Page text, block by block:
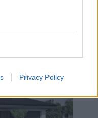
Privacy Policy
ktoré už máte